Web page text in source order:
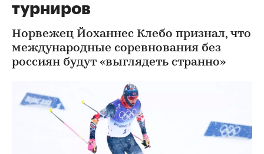
турниров
Норвежец Йоханнес Клебо признал, что
международные соревнования без
россиян будут «выглядеть странно»